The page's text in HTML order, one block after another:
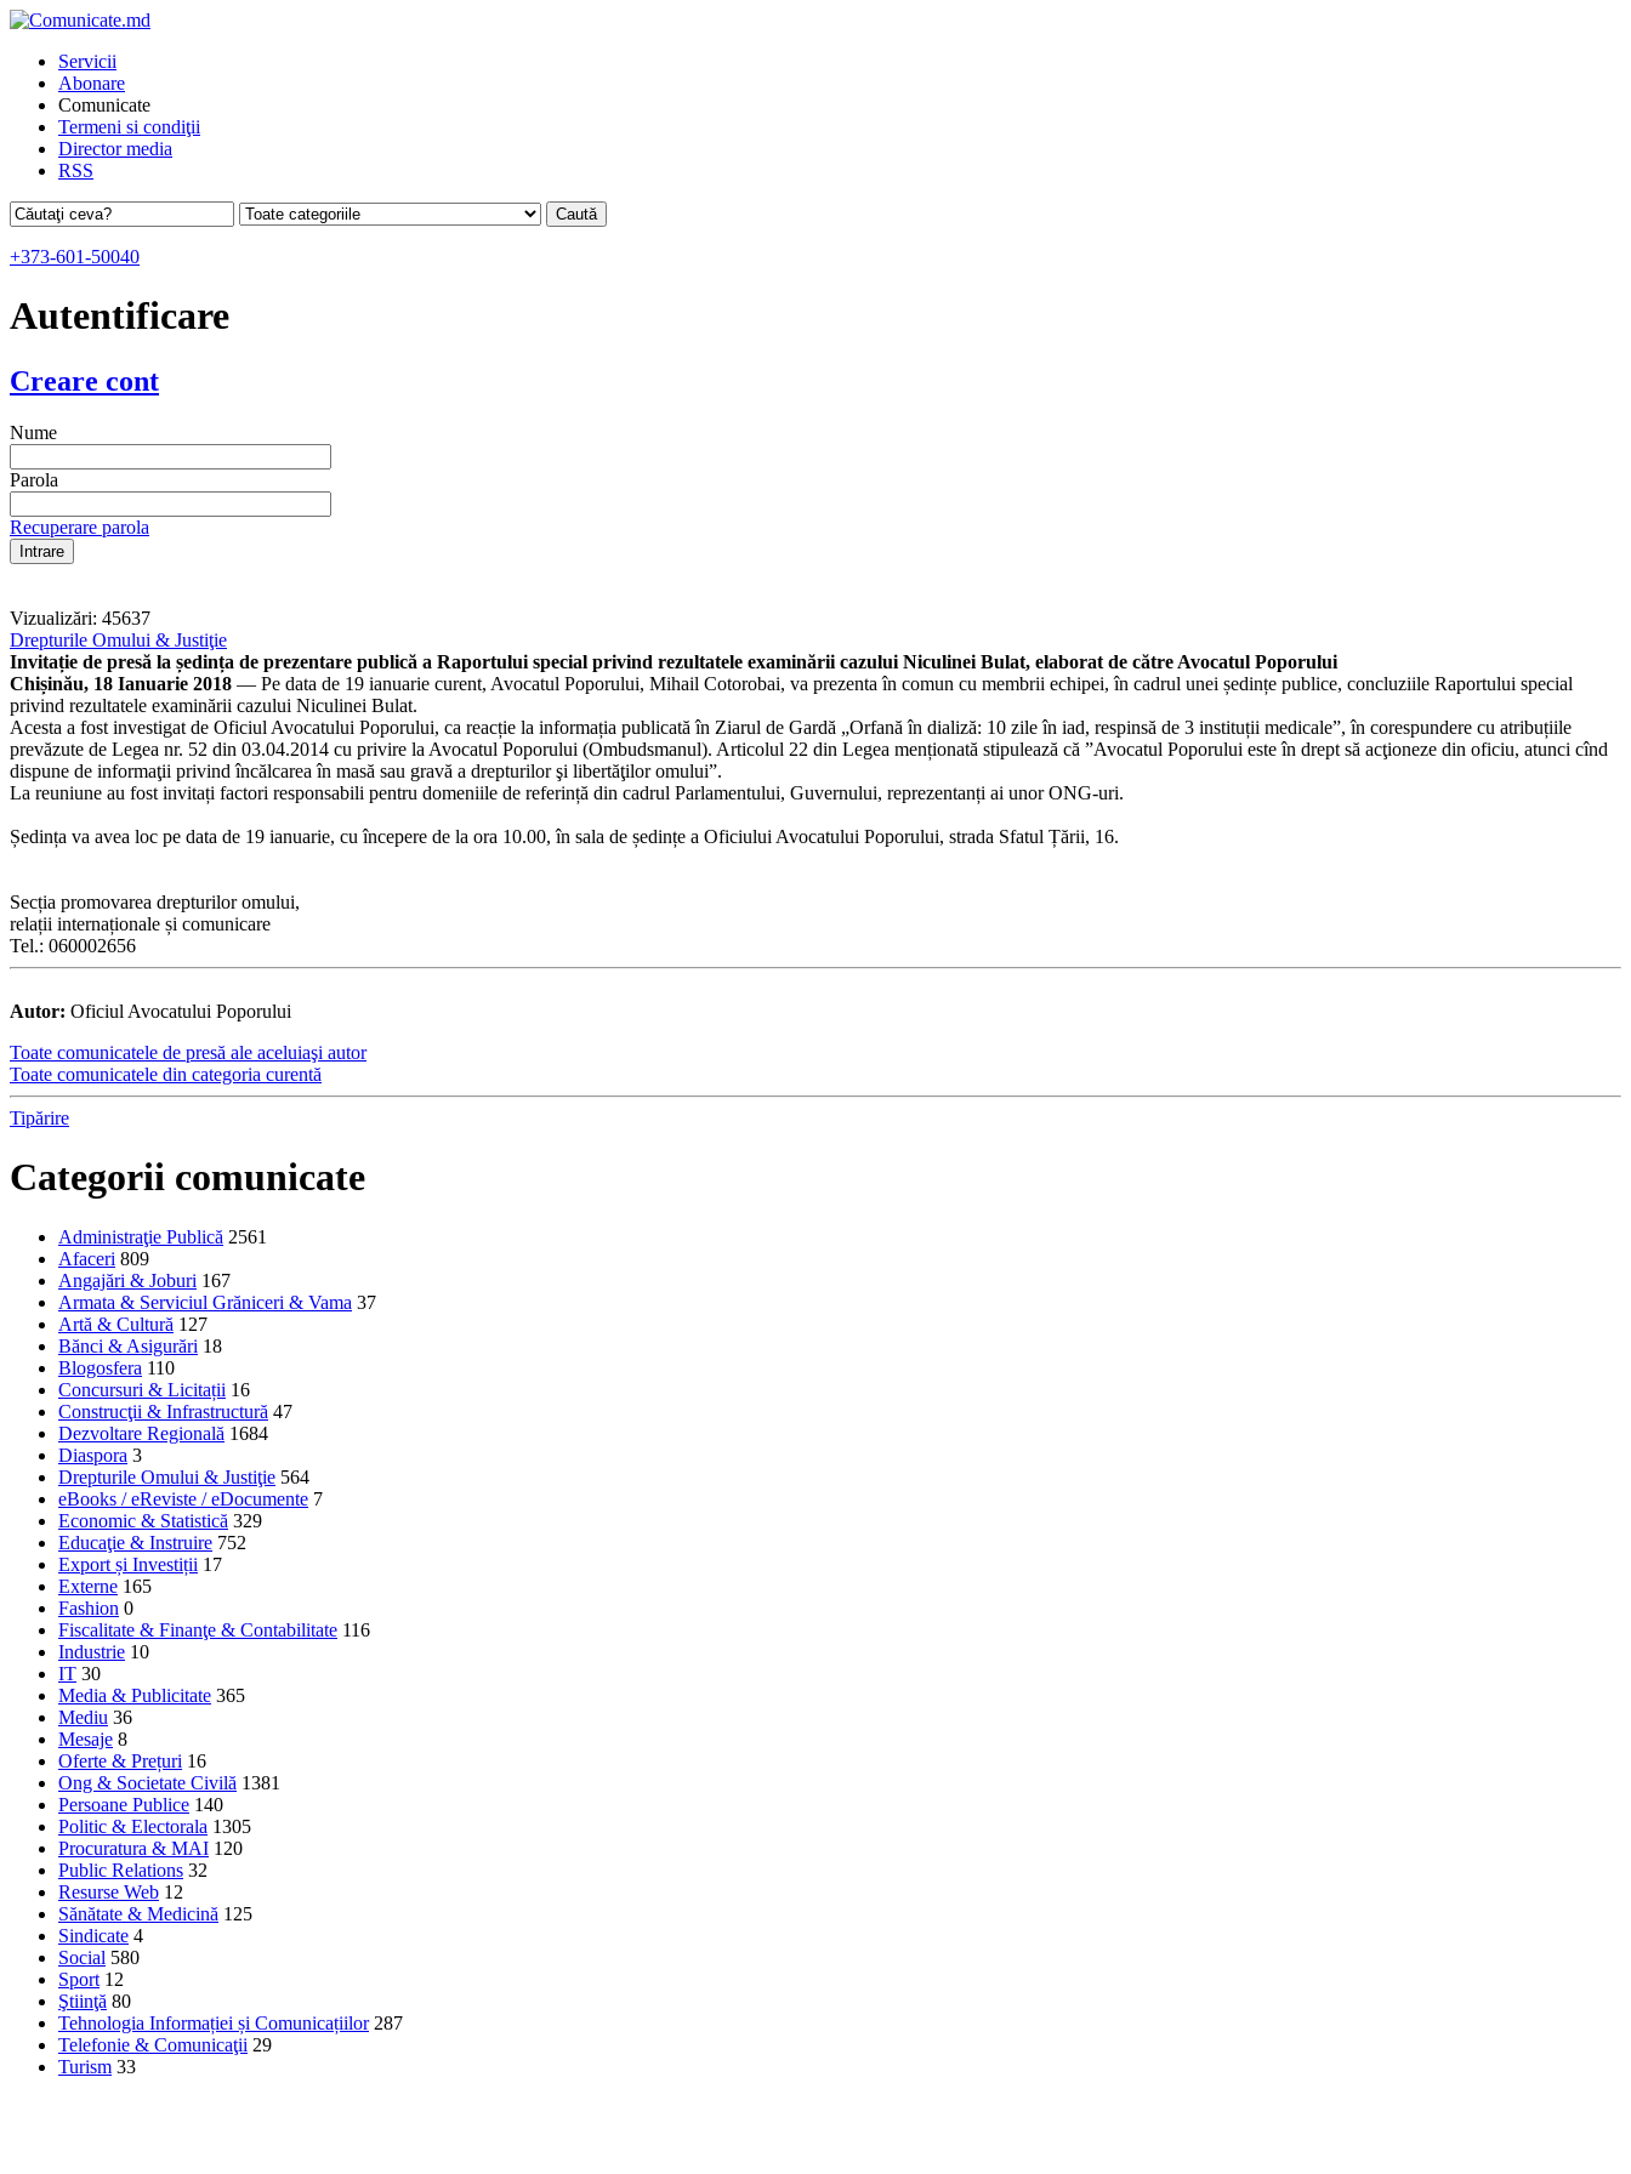
Servicii
Abonare
Comunicate
Termeni si condiţii
Director media
RSS
+373-601-50040
Autentificare
Creare cont
Nume
Parola
Recuperare parola
Vizualizări: 45637
Drepturile Omului & Justiţie
Invitație de presă la ședința de prezentare publică a Raportului special privind rezultatele examinării cazului Niculinei Bulat, elaborat de către Avocatul Poporului
Chișinău, 18 Ianuarie 2018 — Pe data de 19 ianuarie curent, Avocatul Poporului, Mihail Cotorobai, va prezenta în comun cu membrii echipei, în cadrul unei ședințe publice, concluziile Raportului special
privind rezultatele examinării cazului Niculinei Bulat.
Acesta a fost investigat de Oficiul Avocatului Poporului, ca reacție la informația publicată în Ziarul de Gardă „Orfană în dializă: 10 zile în iad, respinsă de 3 instituții medicale”, în corespundere cu atribuțiile
prevăzute de Legea nr. 52 din 03.04.2014 cu privire la Avocatul Poporului (Ombudsmanul). Articolul 22 din Legea menționată stipulează că ”Avocatul Poporului este în drept să acţioneze din oficiu, atunci cînd
dispune de informaţii privind încălcarea în masă sau gravă a drepturilor şi libertăţilor omului”.
La reuniune au fost invitați factori responsabili pentru domeniile de referință din cadrul Parlamentului, Guvernului, reprezentanți ai unor ONG-uri.
Ședința va avea loc pe data de 19 ianuarie, cu începere de la ora 10.00, în sala de ședințe a Oficiului Avocatului Poporului, strada Sfatul Țării, 16.
Secția promovarea drepturilor omului,
relații internaționale și comunicare
Tel.: 060002656
Autor: Oficiul Avocatului Poporului
Toate comunicatele de presă ale aceluiaşi autor
Toate comunicatele din categoria curentă
Tipărire
Categorii comunicate
Administraţie Publică 2561
Afaceri 809
Angajări & Joburi 167
Armata & Serviciul Grăniceri & Vama 37
Artă & Cultură 127
Bănci & Asigurări 18
Blogosfera 110
Concursuri & Licitații 16
Construcţii & Infrastructură 47
Dezvoltare Regională 1684
Diaspora 3
Drepturile Omului & Justiţie 564
eBooks / eReviste / eDocumente 7
Economic & Statistică 329
Educaţie & Instruire 752
Export și Investiții 17
Externe 165
Fashion 0
Fiscalitate & Finanţe & Contabilitate 116
Industrie 10
IT 30
Media & Publicitate 365
Mediu 36
Mesaje 8
Oferte & Prețuri 16
Ong & Societate Civilă 1381
Persoane Publice 140
Politic & Electorala 1305
Procuratura & MAI 120
Public Relations 32
Resurse Web 12
Sănătate & Medicină 125
Sindicate 4
Social 580
Sport 12
Ştiinţă 80
Tehnologia Informației și Comunicațiilor 287
Telefonie & Comunicaţii 29
Turism 33